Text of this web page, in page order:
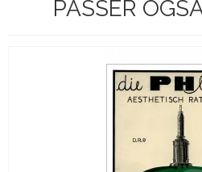
PASSER